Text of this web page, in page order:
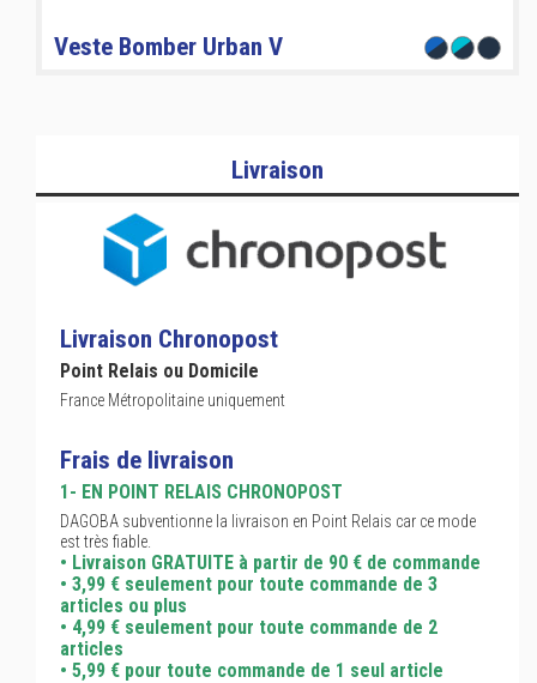
Veste Bomber Urban V
Livraison
Livraison Chronopost
Point Relais ou Domicile
France Métropolitaine uniquement
Frais de livraison
1- EN POINT RELAIS CHRONOPOST
DAGOBA subventionne la livraison en Point Relais car ce mode
est très fiable.
• Livraison GRATUITE à partir de 90 € de commande
• 3,99 € seulement pour toute commande de 3
articles ou plus
• 4,99 € seulement pour toute commande de 2
articles
• 5,99 € pour toute commande de 1 seul article